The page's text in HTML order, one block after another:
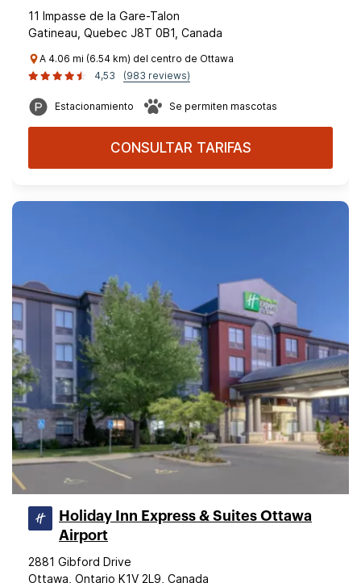
11 Impasse de la Gare-Talon
Gatineau, Quebec J8T 0B1, Canada
A 4.06 mi (6.54 km) del centro de Ottawa
4,53
(983 reviews)
Estacionamiento Se permiten mascotas
CONSULTAR TARIFAS
Holiday Inn Express & Suites Ottawa
Airport
2881 Gibford Drive
Ottawa, Ontario K1V 2L9, Canada